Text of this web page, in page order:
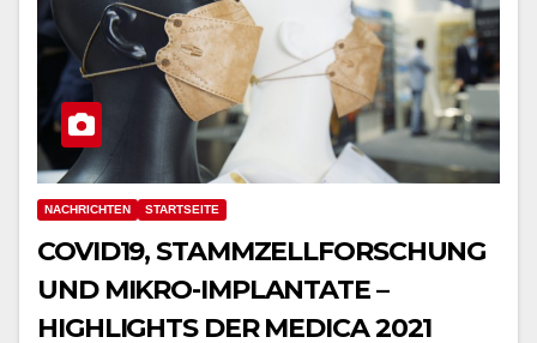
NACHRICHTEN STARTSEITE
COVID19, STAMMZELLFORSCHUNG
UND MIKRO-IMPLANTATE –
HIGHLIGHTS DER MEDICA 2021